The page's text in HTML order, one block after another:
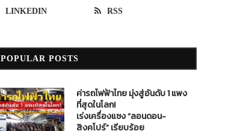
LINKEDIN RSS
POPULAR POSTS
ค่ารถไฟฟ้าไทย มุ่งสู่อันดับ 1 แพง
ที่สุดในโลก!
เร่งเครื่องแซง “ลอนดอน-
สิงคโปร์” เรียบร้อย